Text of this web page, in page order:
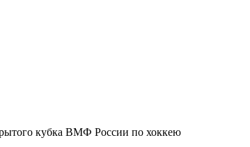
кубка ВМФ России по хоккею